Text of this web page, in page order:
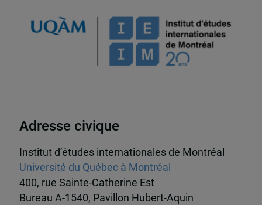
Adresse civique
Institut d’études internationales de Montréal
Université du Québec à Montréal
400, rue Sainte-Catherine Est
Bureau A-1540, Pavillon Hubert-Aquin